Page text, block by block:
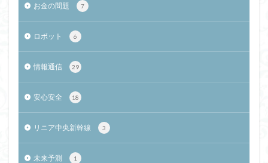
お金の問題 7
ロボット 6
情報通信 29
安心安全 18
リニア中央新幹線 3
未来予測 1